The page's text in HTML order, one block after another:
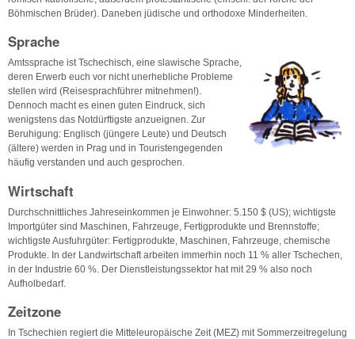
Böhmischen Brüder). Daneben jüdische und orthodoxe Minderheiten.
Sprache
Amtssprache ist Tschechisch, eine slawische Sprache,
deren Erwerb euch vor nicht unerhebliche Probleme
stellen wird (Reisesprachführer mitnehmen!).
Dennoch macht es einen guten Eindruck, sich
wenigstens das Notdürftigste anzueignen. Zur
Beruhigung: Englisch (jüngere Leute) und Deutsch
(ältere) werden in Prag und in Touristengegenden
häufig verstanden und auch gesprochen.
Wirtschaft
Durchschnittliches Jahreseinkommen je Einwohner: 5.150 $ (US); wichtigste
Importgüter sind Maschinen, Fahrzeuge, Fertigprodukte und Brennstoffe;
wichtigste Ausfuhrgüter: Fertigprodukte, Maschinen, Fahrzeuge, chemische
Produkte. In der Landwirtschaft arbeiten immerhin noch 11 % aller Tschechen,
in der Industrie 60 %. Der Dienstleistungssektor hat mit 29 % also noch
Aufholbedarf.
Zeitzone
In Tschechien regiert die Mitteleuropäische Zeit (MEZ) mit Sommerzeitregelung